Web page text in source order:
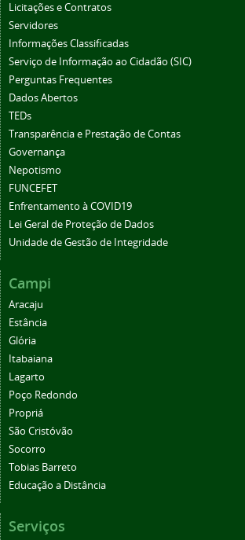
Licitações e Contratos
Servidores
Informações Classificadas
Serviço de Informação ao Cidadão (SIC)
Perguntas Frequentes
Dados Abertos
TEDs
Transparência e Prestação de Contas
Governança
Nepotismo
FUNCEFET
Enfrentamento à COVID19
Lei Geral de Proteção de Dados
Unidade de Gestão de Integridade
Campi
Aracaju
Estância
Glória
Itabaiana
Lagarto
Poço Redondo
Propriá
São Cristóvão
Socorro
Tobias Barreto
Educação a Distância
Serviços